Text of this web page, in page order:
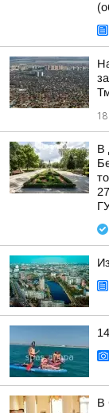
В
В